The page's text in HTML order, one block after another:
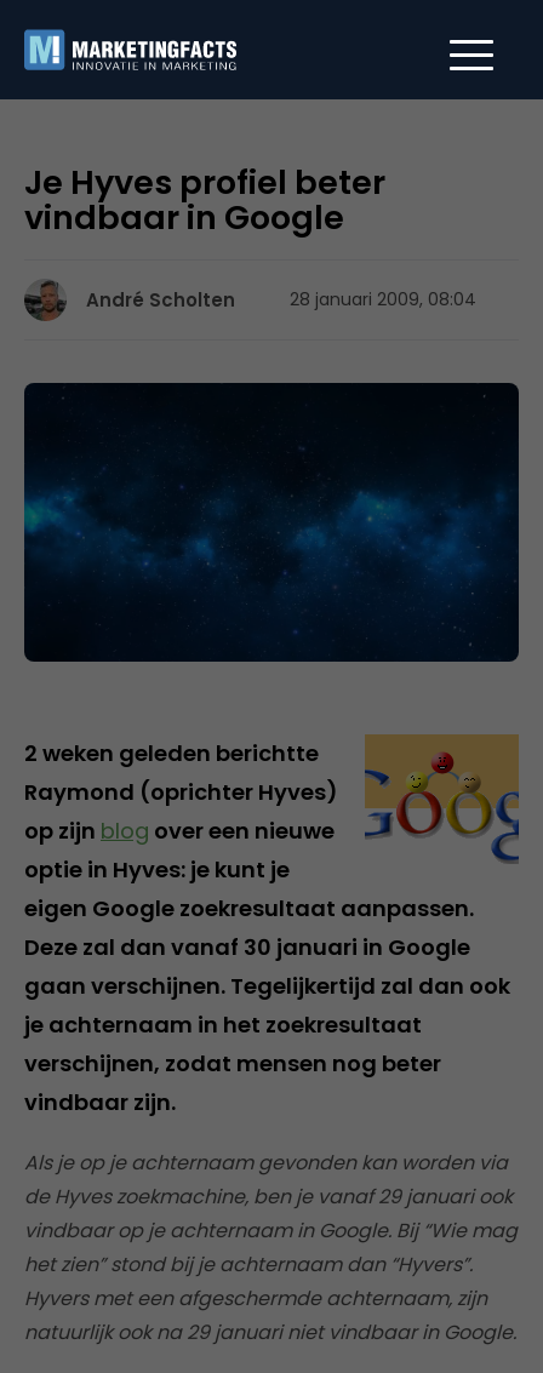
Je Hyves profiel beter
vindbaar in Google
André Scholten 28 januari 2009, 08:04
2 weken geleden berichtte
Raymond (oprichter Hyves)
op zijn blog over een nieuwe
optie in Hyves: je kunt je
eigen Google zoekresultaat aanpassen.
Deze zal dan vanaf 30 januari in Google
gaan verschijnen. Tegelijkertijd zal dan ook
je achternaam in het zoekresultaat
verschijnen, zodat mensen nog beter
vindbaar zijn.
Als je op je achternaam gevonden kan worden via
de Hyves zoekmachine, ben je vanaf 29 januari ook
vindbaar op je achternaam in Google. Bij “Wie mag
het zien” stond bij je achternaam dan “Hyvers”.
Hyvers met een afgeschermde achternaam, zijn
natuurlijk ook na 29 januari niet vindbaar in Google.